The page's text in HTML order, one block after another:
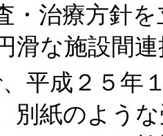
・治療方針
滑な施設間
平成２５年
別紙のよう